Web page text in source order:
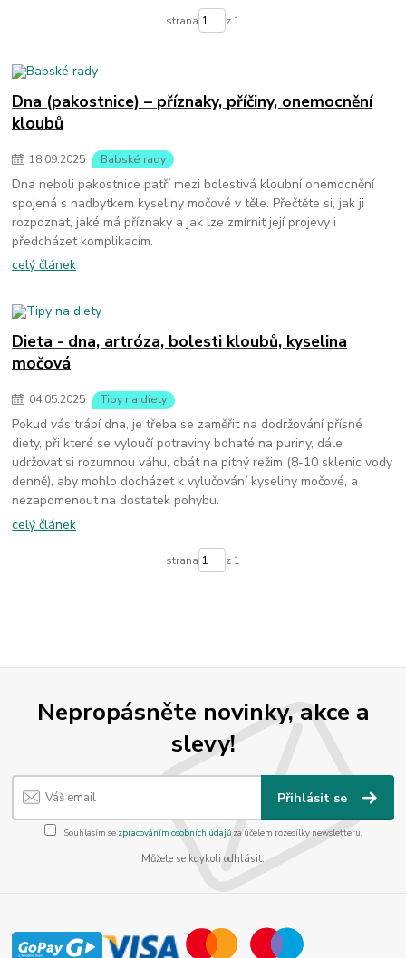
strana z 1
Dna (pakostnice) – příznaky, příčiny, onemocnění
kloubů
18.09.2025 Babské rady
Dna neboli pakostnice patří mezi bolestivá kloubní onemocnění
spojená s nadbytkem kyseliny močové v těle. Přečtěte si, jak ji
rozpoznat, jaké má příznaky a jak lze zmírnit její projevy i
předcházet komplikacím.
celý článek
Dieta - dna, artróza, bolesti kloubů, kyselina
močová
04.05.2025 Tipy na diety
Pokud vás trápí dna, je třeba se zaměřit na dodržování přísné
diety, při které se vyloučí potraviny bohaté na puriny, dále
udržovat si rozumnou váhu, dbát na pitný režim (8-10 sklenic vody
denně), aby mohlo docházet k vylučování kyseliny močové, a
nezapomenout na dostatek pohybu.
celý článek
strana z 1
Nepropásněte novinky, akce a
slevy!
Přihlásit se
Souhlasím se zpracováním osobních údajůza účelem rozesílky newsletteru.
Můžete se kdykoli odhlásit.